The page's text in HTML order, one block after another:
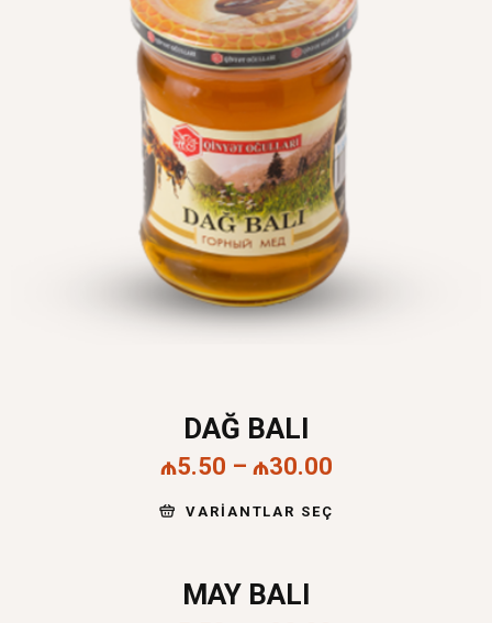
DAĞ BALI
₼5.50 – ₼30.00
VARIANTLAR SEÇ
MAY BALI